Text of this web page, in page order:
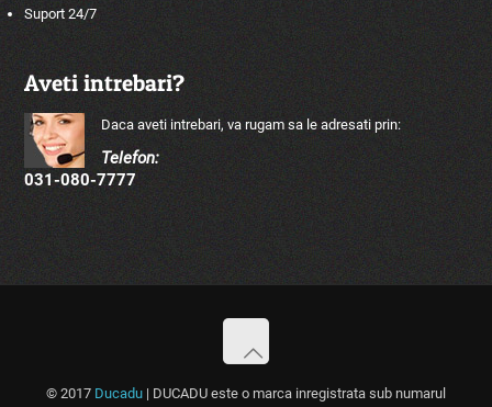
Suport 24/7
Aveti intrebari?
Daca aveti intrebari, va rugam sa le adresati prin:
Telefon:
031-080-7777
© 2017 Ducadu | DUCADU este o marca inregistrata sub numarul